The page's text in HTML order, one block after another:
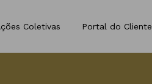
Coletivas Portal do Cliente